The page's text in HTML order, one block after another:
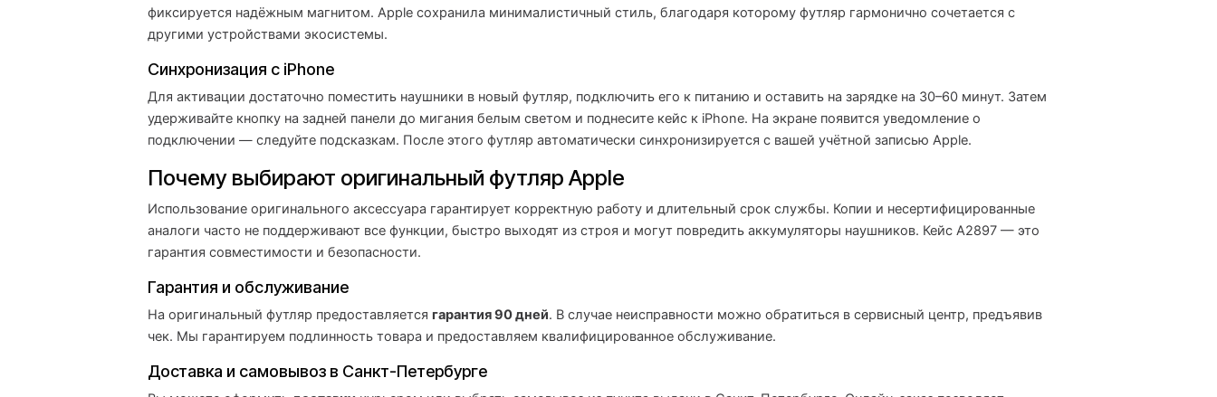
фиксируется надёжным магнитом. Apple сохранила минималистичный стиль, благодаря которому футляр гармонично сочетается с
другими устройствами экосистемы.
Синхронизация с iPhone
Для активации достаточно поместить наушники в новый футляр, подключить его к питанию и оставить на зарядке на 30–60 минут. Затем
удерживайте кнопку на задней панели до мигания белым светом и поднесите кейс к iPhone. На экране появится уведомление о
подключении — следуйте подсказкам. После этого футляр автоматически синхронизируется с вашей учётной записью Apple.
Почему выбирают оригинальный футляр Apple
Использование оригинального аксессуара гарантирует корректную работу и длительный срок службы. Копии и несертифицированные
аналоги часто не поддерживают все функции, быстро выходят из строя и могут повредить аккумуляторы наушников. Кейс A2897 — это
гарантия совместимости и безопасности.
Гарантия и обслуживание
На оригинальный футляр предоставляется гарантия 90 дней. В случае неисправности можно обратиться в сервисный центр, предъявив
чек. Мы гарантируем подлинность товара и предоставляем квалифицированное обслуживание.
Доставка и самовывоз в Санкт-Петербурге